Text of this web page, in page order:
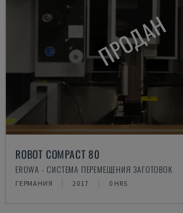
ПРОДАН
ROBOT COMPACT 80
EROWA - СИСТЕМА ПЕРЕМЕЩЕНИЯ ЗАГОТОВОК
ГЕРМАНИЯ 2017 0 HRS